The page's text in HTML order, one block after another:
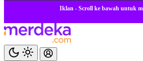
Iklan - Scroll ke bawah untuk